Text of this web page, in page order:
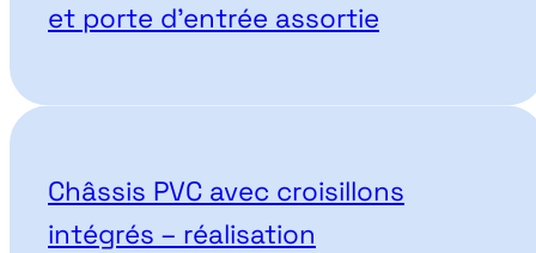
et porte d’entrée assortie
Châssis PVC avec croisillons
intégrés – réalisation